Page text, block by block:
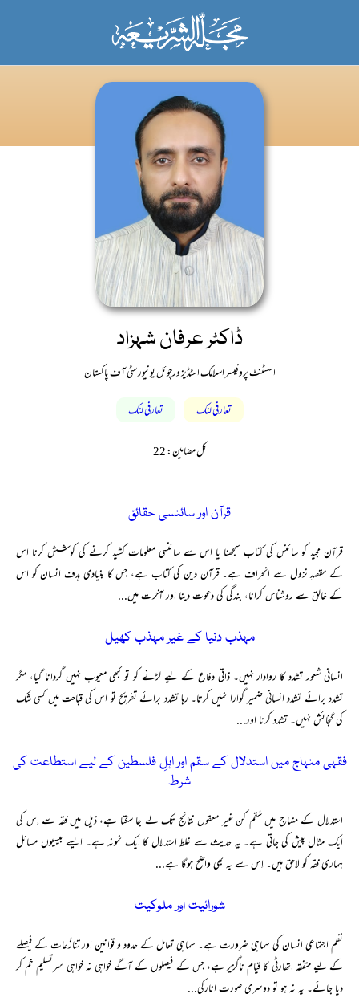
ڈاکٹر عرفان شہزاد
اسسٹنٹ پروفیسر اسلامک اسٹڈیز ورچوئل یونیورسٹی آف پاکستان
تعارفی لنک
تعارفی لنک
کل مضامین: 22
قرآن اور سائنسی حقائق
قرآن مجید کو سائنس کی کتاب سمجھنا یا اس سے سائنسی معلومات کشید کرنے کی کوشش کرنا اس
کے مقصدِ نزول سے انحراف ہے۔ قرآن دین کی کتاب ہے، جس کا بنیادی ہدف انسان کو اس
کے خالق سے روشناس کرانا، بندگی کی دعوت دینا اور آخرت میں...
مہذب دنیا کے غیر مہذب کھیل
انسانی شعور تشدد کا روادار نہیں۔ ذاتی دفاع کے لیے لڑنے کو تو کبھی معیوب نہیں گردانا گیا، مگر
تشدد برائے تشدد انسانی ضمیر گوارا نہیں کرتا۔ رہا تشدد برائے تفریح تو اس کی قباحت میں کسی شک
کی گنجائش نہیں۔ تشدد کرنا اور...
فقہی منہاج میں استدلال کے سقم اور اہلِ فلسطین کے لیے استطاعت کی
شرط
استدلال کے منہاج میں سُقم کن غیر معقول نتائج تک لے جا سکتا ہے، ذیل میں فقہ سے اِس کی
ایک مثال پیش کی جاتی ہے۔ یہ حدیث سے غلط استدلال کا ایک نمونہ ہے۔ ایسے بیسیوں مسائل
ہماری فقہ کو لاحق ہیں۔ اِس سے یہ بھی واضح ہوگا ہے...
شورائیت اور ملوکیت
نظم اجتماعی انسان کی سماجی ضرورت ہے۔ سماجی تعامل کے حدود و قوانین اور تنازُعات کے فیصلے
کے لیے متفقہ اتھارٹی کا قیام ناگزیر ہے، جس کے فیصلوں کے آگے خواہی نہ خواہی سرتسلیم خم کر
دیا جائے۔ یہ نہ ہو تو دوسری صورت انارکی...